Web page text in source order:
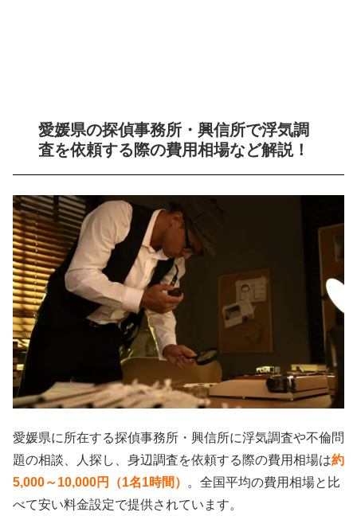
愛媛県の探偵事務所・興信所で浮気調
査を依頼する際の費用相場など解説！
愛媛県に所在する探偵事務所・興信所に浮気調査や不倫問
題の相談、人探し、身辺調査を依頼する際の費用相場は約
5,000～10,000円（1名1時間）
。全国平均の費用相場と比
べて安い料金設定で提供されています。